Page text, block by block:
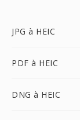
JPG à HEIC
PDF à HEIC
DNG à HEIC